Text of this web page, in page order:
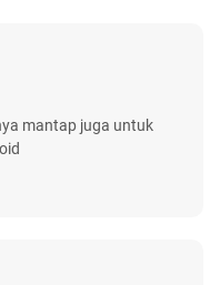
mantap juga untuk